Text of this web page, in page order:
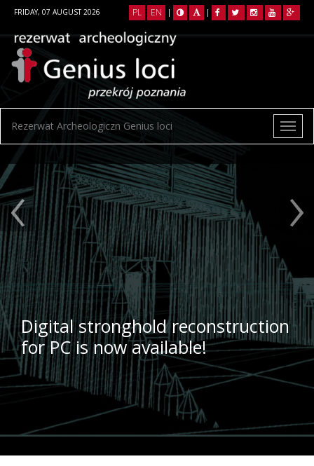
FRIDAY, 07 AUGUST 2026 PL EN | |
Rezerwat Archeologiczn Genius loci
Digital stronghold reconstruction
for PC is now available!
‹ ›